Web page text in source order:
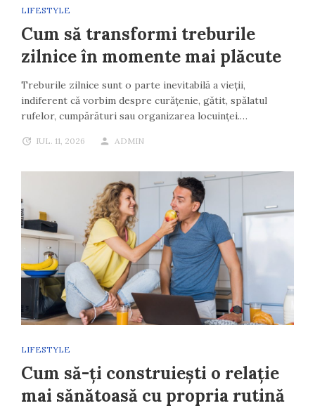
LIFESTYLE
Cum să transformi treburile
zilnice în momente mai plăcute
Treburile zilnice sunt o parte inevitabilă a vieții,
indiferent că vorbim despre curățenie, gătit, spălatul
rufelor, cumpărături sau organizarea locuinței.…
IUL. 11, 2026 ADMIN
LIFESTYLE
Cum să-ți construiești o relație
mai sănătoasă cu propria rutină